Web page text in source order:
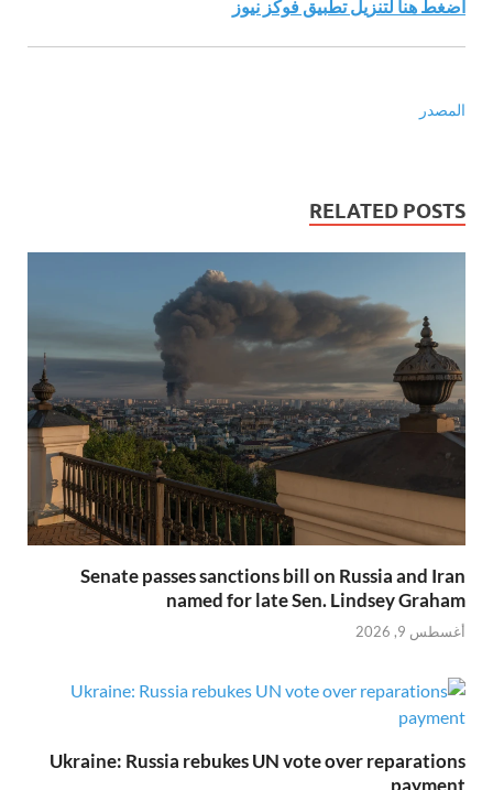
اضغط هنا لتنزيل تطبيق فوكز نيوز
المصدر
RELATED POSTS
Senate passes sanctions bill on Russia and Iran
named for late Sen. Lindsey Graham
أغسطس 9, 2026
Ukraine: Russia rebukes UN vote over reparations
payment